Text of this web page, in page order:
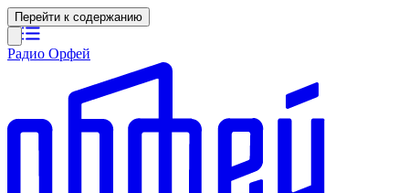
Перейти к содержанию
Радио Орфей